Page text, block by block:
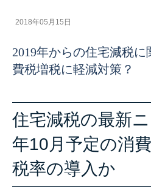
2018年05月15日
2019年からの住宅減税
費税増税に軽減対策？
住宅減税の最新
年10月予定の消
税率の導入か